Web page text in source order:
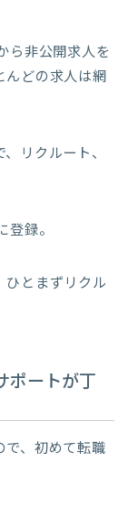
ら非公開求人を
んどの求人は網
リクルート、
録。
ひとまずリクル
ポートが丁
で、初めて転職